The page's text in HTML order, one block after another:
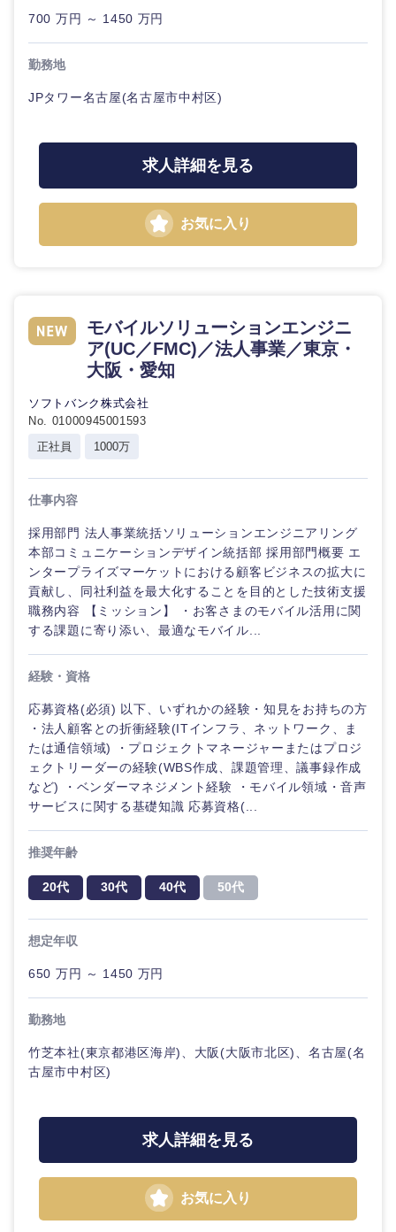
人事
マーケテ
ィング
タント
技
術
職
（IT）、
ー
ス・
制
作、
ー
ム
技術職
（モノづ
金融専門
職
メディカ
ル
不動産専
門職
建設・施
工管理
事務職
その他
M&A・事業投資
経営企画
政策渉外
その他企画業務
クリエイティブ
ゲーム
技術職（モノづくり）
金融専門職
メディカル
不動産専門職
建設・施工管理
事務職
その他
金融
建設・不動産
小売・通販・外食
IT・通信
WEBサービス
広告・宣伝・印刷
マスメディア
エンターテイメント
法律・特許事務所・監査法人
人材・アウトソーシング
サービス
その他
福島県
関東地方
こだわり条件を入力ください
上場企業
業
外資系企業 英語を活かす
フルリモート
年間休日120日以
完全週休2日制
700 万円 ～ 1450 万円
勤務地
JPタワー名古屋(名古屋市中村区)
求人詳細を見る
お気に入り
モバイルソリューションエンジニ
ア(UC／FMC)／法人事業／東京・
大阪・愛知
ソフトバンク株式会社
No. 01000945001593
正社員
1000万
仕事内容
採用部門 法人事業統括ソリューションエンジニアリング
本部コミュニケーションデザイン統括部 採用部門概要 エ
ンタープライズマーケットにおける顧客ビジネスの拡大に
貢献し、同社利益を最大化することを目的とした技術支援
職務内容 【ミッション】 ・お客さまのモバイル活用に関
する課題に寄り添い、最適なモバイル...
経験・資格
応募資格(必須) 以下、いずれかの経験・知見をお持ちの方
・法人顧客との折衝経験(ITインフラ、ネットワーク、ま
たは通信領域) ・プロジェクトマネージャーまたはプロジ
ェクトリーダーの経験(WBS作成、課題管理、議事録作成
など) ・ベンダーマネジメント経験 ・モバイル領域・音声
サービスに関する基礎知識 応募資格(...
推奨年齢
20代 30代 40代 50代
想定年収
650 万円 ～ 1450 万円
勤務地
竹芝本社(東京都港区海岸)、大阪(大阪市北区)、名古屋(名
古屋市中村区)
求人詳細を見る
お気に入り